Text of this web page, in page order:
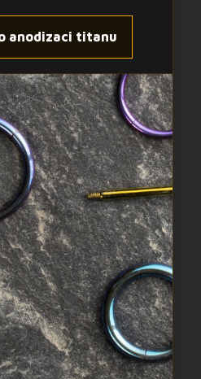
anodizaci titanu